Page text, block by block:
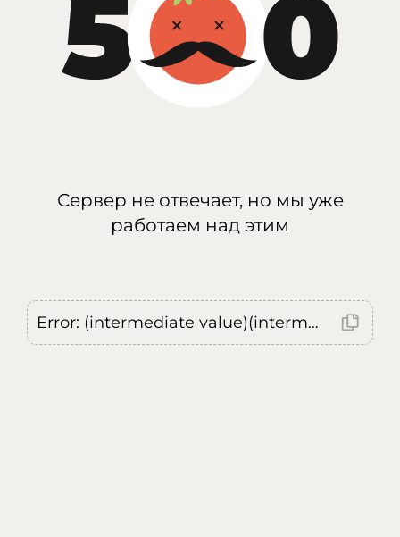
Сервер не отвечает, но мы уже
работаем над этим
Error: (intermediate value)(intermediate value)(intermediate value).replaceAll is not a function